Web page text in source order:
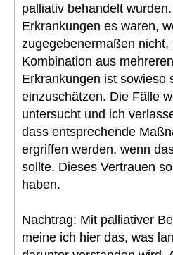
palliativ behandelt
Erkrankungen es waren,
zugegebenermaßen nicht,
Kombination aus mehreren
Erkrankungen ist sowieso
einzuschätzen. Die Fälle
untersucht und ich
dass entsprechende
ergriffen werden, wenn
sollte. Dieses Vertrauen
haben.
Nachtrag: Mit palliativer
meine ich hier das, was